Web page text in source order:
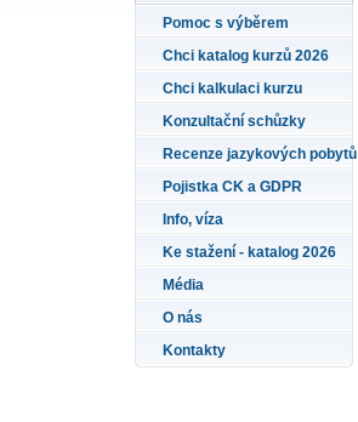
Pomoc s výběrem
Chci katalog kurzů 2026
Chci kalkulaci kurzu
Konzultační schůzky
Recenze jazykových pobytů
Pojistka CK a GDPR
Info, víza
Ke stažení - katalog 2026
Média
O nás
Kontakty